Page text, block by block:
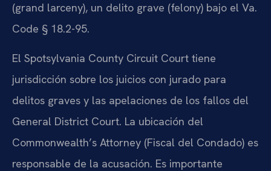
(grand larceny), un delito grave (felony) bajo el Va.
Code § 18.2-95.
El Spotsylvania County Circuit Court tiene
jurisdicción sobre los juicios con jurado para
delitos graves y las apelaciones de los fallos del
General District Court. La ubicación del
Commonwealth’s Attorney (Fiscal del Condado) es
responsable de la acusación. Es importante